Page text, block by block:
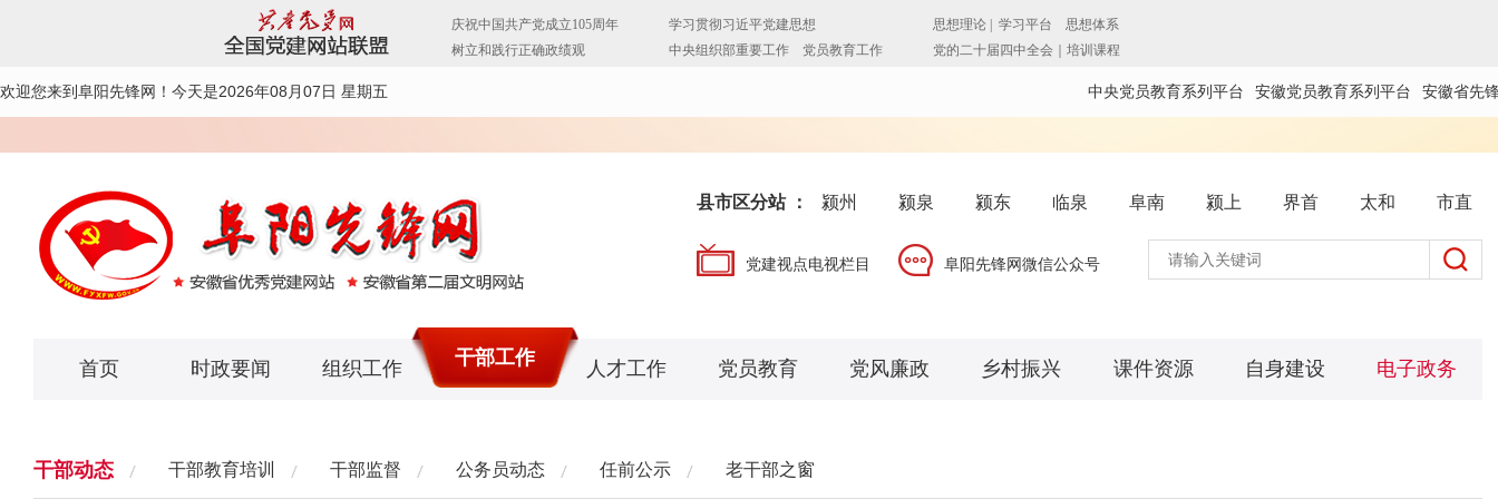
欢迎您来到阜阳先锋网！ 今天是2026年08月07日 星期五 中央党员教育系列平台 安徽党员教育系列平台 安徽省先
县市区分站 ： 颍州 颍泉 颍东 临泉 阜南 颍上 界首 太和 市直
党建视点电视栏目 阜阳先锋网微信公众号
首页 时政要闻 组织工作 干部工作 人才工作 党员教育 党风廉政 乡村振兴 课件资源 自身建设 电子政务
干部动态 干部教育培训 干部监督 公务员动态 任前公示 老干部之窗